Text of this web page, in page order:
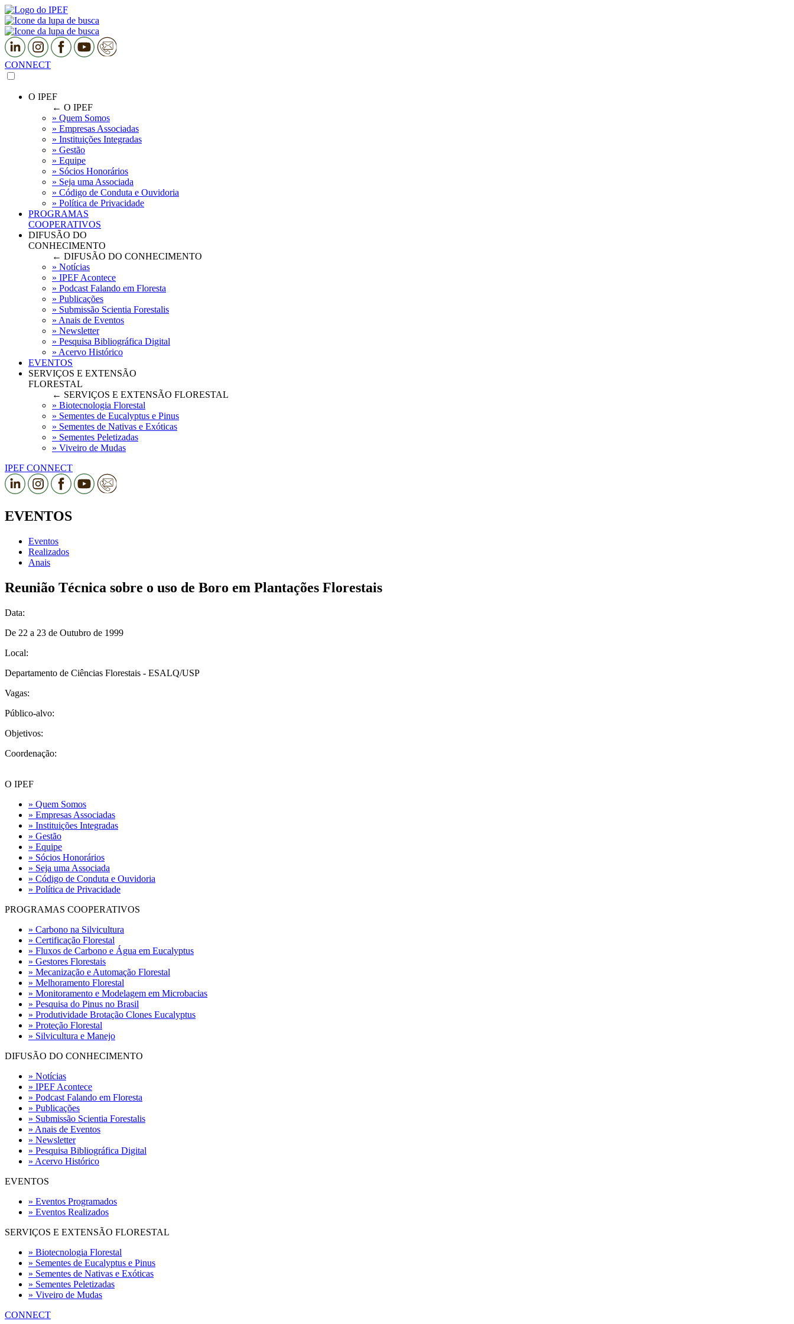
CONNECT
O IPEF
← O IPEF
» Quem Somos
» Empresas Associadas
» Instituições Integradas
» Gestão
» Equipe
» Sócios Honorários
» Seja uma Associada
» Código de Conduta e Ouvidoria
» Política de Privacidade
PROGRAMAS
COOPERATIVOS
DIFUSÃO DO
CONHECIMENTO
← DIFUSÃO DO CONHECIMENTO
» Notícias
» IPEF Acontece
» Podcast Falando em Floresta
» Publicações
» Submissão Scientia Forestalis
» Anais de Eventos
» Newsletter
» Pesquisa Bibliográfica Digital
» Acervo Histórico
EVENTOS
SERVIÇOS E EXTENSÃO
FLORESTAL
← SERVIÇOS E EXTENSÃO FLORESTAL
» Biotecnologia Florestal
» Sementes de Eucalyptus e Pinus
» Sementes de Nativas e Exóticas
» Sementes Peletizadas
» Viveiro de Mudas
IPEF CONNECT
EVENTOS
Eventos
Realizados
Anais
Reunião Técnica sobre o uso de Boro em Plantações Florestais
Data:
De 22 a 23 de Outubro de 1999
Local:
Departamento de Ciências Florestais - ESALQ/USP
Vagas:
Público-alvo:
Objetivos:
Coordenação:
O IPEF
» Quem Somos
» Empresas Associadas
» Instituições Integradas
» Gestão
» Equipe
» Sócios Honorários
» Seja uma Associada
» Código de Conduta e Ouvidoria
» Política de Privacidade
PROGRAMAS COOPERATIVOS
» Carbono na Silvicultura
» Certificação Florestal
» Fluxos de Carbono e Água em Eucalyptus
» Gestores Florestais
» Mecanização e Automação Florestal
» Melhoramento Florestal
» Monitoramento e Modelagem em Microbacias
» Pesquisa do Pinus no Brasil
» Produtividade Brotação Clones Eucalyptus
» Proteção Florestal
» Silvicultura e Manejo
DIFUSÃO DO CONHECIMENTO
» Notícias
» IPEF Acontece
» Podcast Falando em Floresta
» Publicações
» Submissão Scientia Forestalis
» Anais de Eventos
» Newsletter
» Pesquisa Bibliográfica Digital
» Acervo Histórico
EVENTOS
» Eventos Programados
» Eventos Realizados
SERVIÇOS E EXTENSÃO FLORESTAL
» Biotecnologia Florestal
» Sementes de Eucalyptus e Pinus
» Sementes de Nativas e Exóticas
» Sementes Peletizadas
» Viveiro de Mudas
CONNECT